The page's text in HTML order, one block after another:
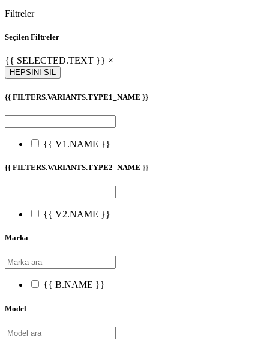
Filtreler
Seçilen Filtreler
{{ SELECTED.TEXT }} ×
HEPSİNİ SİL
{{ FILTERS.VARIANTS.TYPE1_NAME }}
{{ V1.NAME }}
{{ FILTERS.VARIANTS.TYPE2_NAME }}
{{ V2.NAME }}
Marka
{{ B.NAME }}
Model